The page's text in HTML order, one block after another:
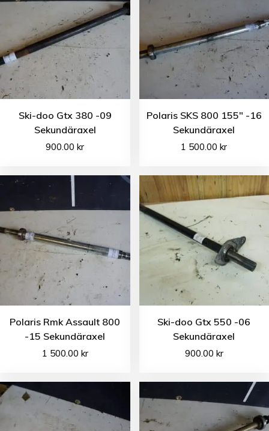
Ski-doo Gtx 380 -09
Sekundäraxel
900.00kr
Polaris SKS 800 155″ -16
Sekundäraxel
1 500.00kr
Polaris Rmk Assault 800
-15 Sekundäraxel
1 500.00 kr
Ski-doo Gtx 550 -06
Sekundäraxel
900.00 kr